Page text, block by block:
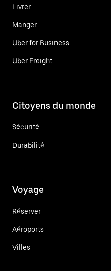
Livrer
Manger
Uber for Business
Uber Freight
Citoyens du monde
Sécurité
Durabilité
Voyage
Réserver
Aéroports
Villes